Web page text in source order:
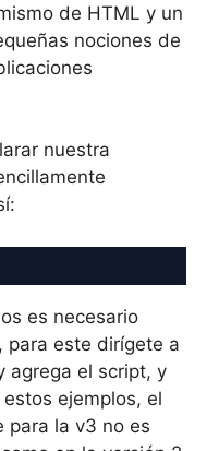
de HTML y un
nociones de
nuestra
es necesario
para este dirígete a
agrega el script, y
ejemplos, el
para la v3 no es